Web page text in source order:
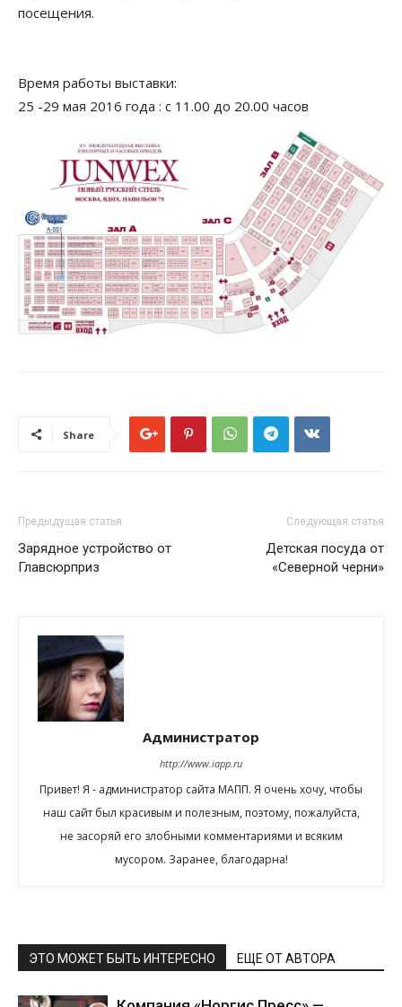
посещения.
Время работы выставки:
25 -29 мая 2016 года : с 11.00 до 20.00 часов
Share
Предыдущая статья
Зарядное устройство от
Главсюрприз
Следующая статья
Детская посуда от
«Северной черни»
Администратор
http://www.iapp.ru
Привет! Я - администратор сайта МАПП. Я очень хочу, чтобы
наш сайт был красивым и полезным, поэтому, пожалуйста,
не засоряй его злобными комментариями и всяким
мусором. Заранее, благодарна!
ЭТО МОЖЕТ БЫТЬ ИНТЕРЕСНО ЕЩЕ ОТ АВТОРА